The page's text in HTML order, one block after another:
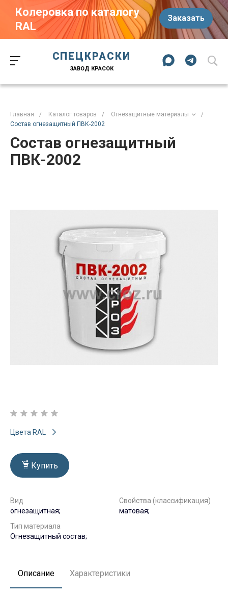
Колеровка по каталогу
RAL
Заказать
ул. Труда, д. 187 к.2
Челябинск
Челябинская область
СПЕЦКРАСКИ
ЗАВОД КРАСОК
Главная / Каталог товаров / Огнезащитные материалы
/
Состав огнезащитный ПВК-2002
Состав огнезащитный
ПВК-2002
Цвета RAL
Купить
Вид
огнезащитная;
Свойства (классификация)
матовая;
Тип материала
Огнезащитный состав;
Описание Характеристики